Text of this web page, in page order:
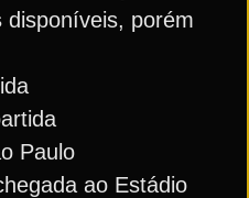
disponíveis, porém
Paulo
ao Estádio